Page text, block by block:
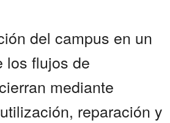
del campus en un
los flujos de
mediante
reparación y